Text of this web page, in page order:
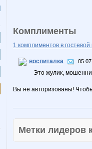
Комплименты
1 комплиментов в гостевой
воспиталка
Это жулик,
Вы не авторизованы!
Метки